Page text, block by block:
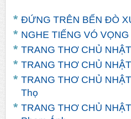
ĐỨNG TRÊN BẾN ĐÒ
NGHE TIẾNG VÓ
TRANG THƠ CHỦ
TRANG THƠ CHỦ
TRANG THƠ CHỦ
Thọ
TRANG THƠ CHỦ